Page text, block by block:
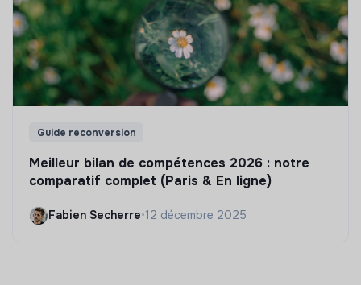
Guide reconversion
Meilleur bilan de compétences 2026 : notre
comparatif complet (Paris & En ligne)
Fabien Secherre•12 décembre 2025